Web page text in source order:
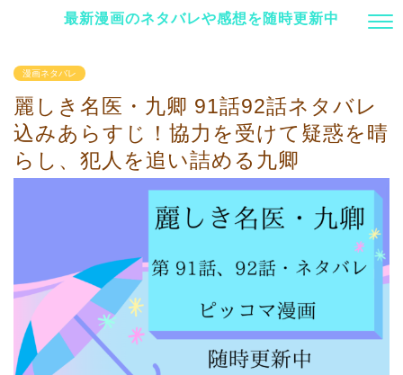
最新漫画のネタバレや感想を随時更新中
漫画ネタバレ
麗しき名医・九卿 91話92話ネタバレ
込みあらすじ！協力を受けて疑惑を晴
らし、犯人を追い詰める九卿